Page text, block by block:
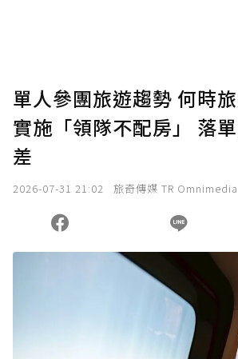
您當前剩餘 U 利點數：0點；前往
單人參團旅遊趨勢 何時
實施「領隊不配房」 落
差
2026-07-31 21:02 旅奇傳媒 TR Omnimedia